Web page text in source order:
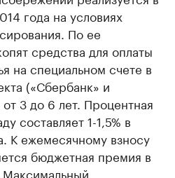
года на условиях
По ее
средства для оплаты
на специальном счете в
(«Сбербанк» и
3 до 6 лет. Процентная
составляет 1-1,5% в
К ежемесячному взносу
бюджетная премия в
Максимальный